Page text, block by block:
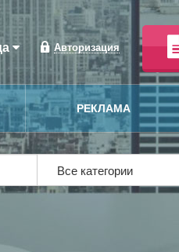
Авторизация
РЕКЛАМА
Все категории